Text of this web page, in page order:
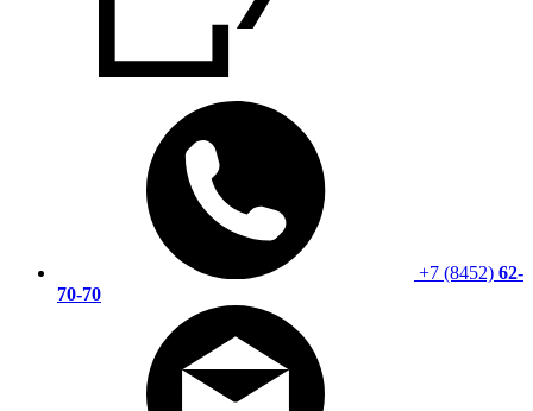
+7 (8452) 62-
70-70